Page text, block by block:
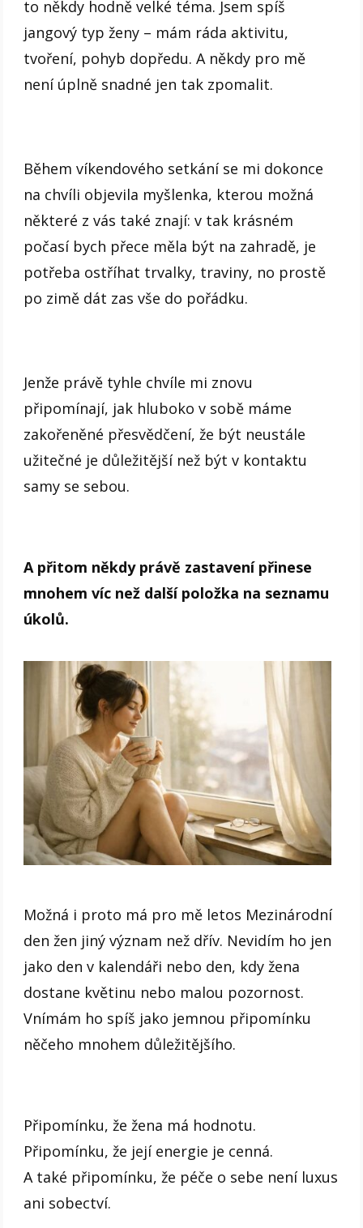
to někdy hodně velké téma. Jsem spíš
jangový typ ženy – mám ráda aktivitu,
tvoření, pohyb dopředu. A někdy pro mě
není úplně snadné jen tak zpomalit.
Během víkendového setkání se mi dokonce
na chvíli objevila myšlenka, kterou možná
některé z vás také znají: v tak krásném
počasí bych přece měla být na zahradě, je
potřeba ostříhat trvalky, traviny, no prostě
po zimě dát zas vše do pořádku.
Jenže právě tyhle chvíle mi znovu
připomínají, jak hluboko v sobě máme
zakořeněné přesvědčení, že být neustále
užitečné je důležitější než být v kontaktu
samy se sebou.
A přitom někdy právě zastavení přinese
mnohem víc než další položka na seznamu
úkolů.
Možná i proto má pro mě letos Mezinárodní
den žen jiný význam než dřív. Nevidím ho jen
jako den v kalendáři nebo den, kdy žena
dostane květinu nebo malou pozornost.
Vnímám ho spíš jako jemnou připomínku
něčeho mnohem důležitějšího.
Připomínku, že žena má hodnotu.
Připomínku, že její energie je cenná.
A také připomínku, že péče o sebe není luxus
ani sobectví.